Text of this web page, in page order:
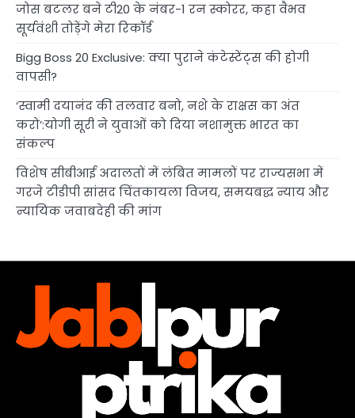
जोस बटलर बने टी20 के नंबर-1 रन स्कोरर, कहा वैभव
सूर्यवंशी तोड़ेंगे मेरा रिकॉर्ड
Bigg Boss 20 Exclusive: क्या पुराने कंटेस्टेंट्स की होगी
वापसी?
‘स्वामी दयानंद की तलवार बनो, नशे के राक्षस का अंत
करो’:योगी सूरी ने युवाओं को दिया नशामुक्त भारत का
संकल्प
विशेष सीबीआई अदालतों में लंबित मामलों पर राज्यसभा में
गरजे टीडीपी सांसद चिंतकायला विजय, समयबद्ध न्याय और
न्यायिक जवाबदेही की मांग